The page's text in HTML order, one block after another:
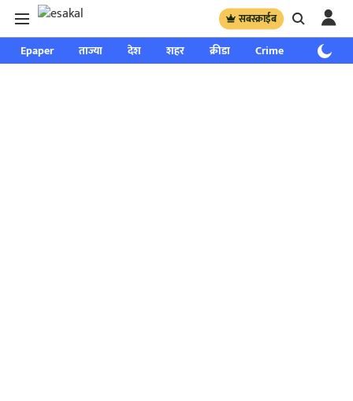
सबस्क्राईब
Epaper ताज्या देश शहर क्रीडा Crime साप्ताहिक